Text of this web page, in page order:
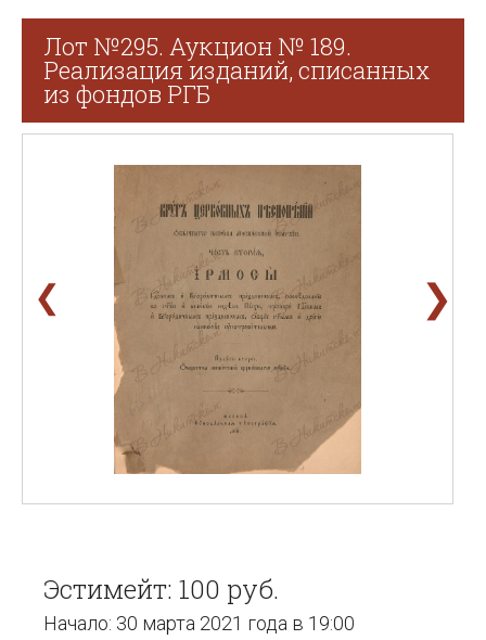
Лот №295. Аукцион № 189.
Реализация изданий, списанных
из фондов РГБ
❮ ❯
Эстимейт: 100 руб.
Начало: 30 марта 2021 года в 19:00